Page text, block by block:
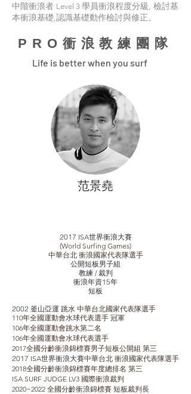
中階衝浪者 Level 3 學員衝浪程度分級, 檢討基
本衝浪基礎,認識基礎動作檢討與修正。
​PRO衝浪教練團隊
Life is better when you surf
范景堯
2017 ISA世界衝浪大賽
(World Surfing Games)
中華台北 衝浪國家代表隊選手
公開短板男子組
教練 / 裁判
​衝浪年資15年
​短板
​2002 釜山亞運 跳水 中華台北國家代表隊選手
110年全國運動會水球代表選手 冠軍
106年全國運動會跳水第二名
106年全國運動會水球代表選手
2017全國分齡衝浪錦標賽男子短板公開組 第三
2017 ISA世界衝浪大賽中華台北 衝浪國家代表隊選手
2018全國分齡衝浪錦標賽年度總排名 第三
ISA SURF JUDGE LV3 國際衝浪裁判
2020~2022 全國分齡衝浪錦標賽 短板裁判長